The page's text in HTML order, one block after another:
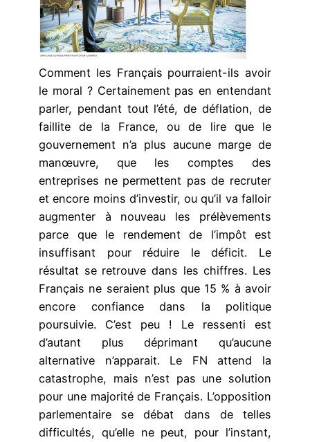
Comment les Français pourraient-ils avoir
le moral ? Certainement pas en entendant
parler, pendant tout l’été, de déflation, de
faillite de la France, ou de lire que le
gouvernement n’a plus aucune marge de
manœuvre, que les comptes des
entreprises ne permettent pas de recruter
et encore moins d’investir, ou qu’il va falloir
augmenter à nouveau les prélèvements
parce que le rendement de l’impôt est
insuffisant pour réduire le déficit. Le
résultat se retrouve dans les chiffres. Les
Français ne seraient plus que 15 % à avoir
encore confiance dans la politique
poursuivie. C’est peu ! Le ressenti est
d’autant plus déprimant qu’aucune
alternative n’apparait. Le FN attend la
catastrophe, mais n’est pas une solution
pour une majorité de Français. L’opposition
parlementaire se débat dans de telles
difficultés, qu’elle ne peut, pour l’instant,